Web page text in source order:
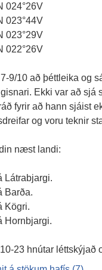
024°26V
023°44V
023°29V
022°26V
9/10 að þéttleika og
Ekki var að sjá
fyrir að hann sjáist
og voru teknir
næst landi:
Látrabjargi.
Barða.
Kögri.
Hornbjargi.
23 hnútar léttskýjað